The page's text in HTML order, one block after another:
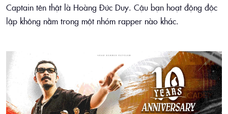
Captain tên thật là Hoàng Đức Duy. Cậu bạn hoạt động độc
lập không nằm trong một nhóm rapper nào khác.